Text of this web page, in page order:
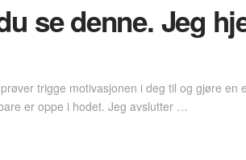
se denne. Jeg
trigge motivasjonen i deg til og gjøre en
er oppe i hodet. Jeg avslutter …